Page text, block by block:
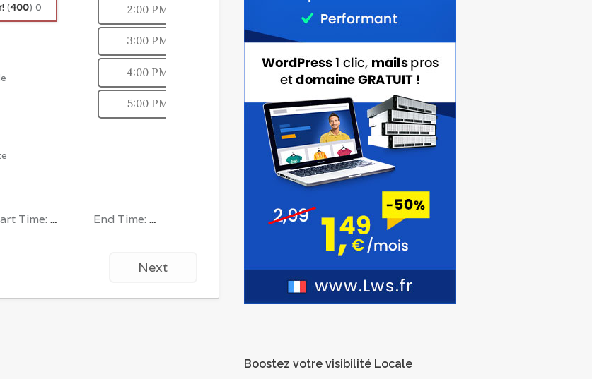
(400) 0 2:00 PM
3:00 PM
4:00 PM
5:00 PM
Time:... End Time: ...
Next
Boostez votre visibilité Locale